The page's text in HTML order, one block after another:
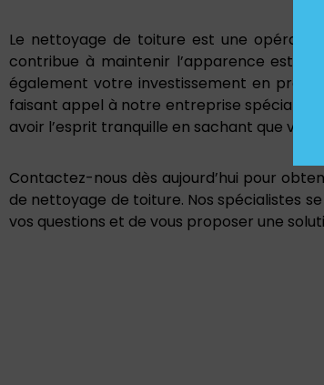
Le nettoyage de toiture est une
contribue à maintenir l’apparence
également votre investissement en
faisant appel à notre entreprise
avoir l’esprit tranquille en sachant que
Contactez-nous dès aujourd’hui pour
de nettoyage de toiture. Nos spécialistes
vos questions et de vous proposer une